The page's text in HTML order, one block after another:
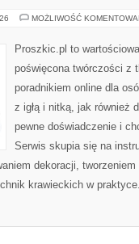
MOŻLIWOŚĆ
Proszkic.pl to
poświęcona twórczości z
poradnikiem online dla
z igłą i nitką, jak również
pewne doświadczenie i
Serwis skupia się na
dekoracji, tworzeniem
krawieckich w